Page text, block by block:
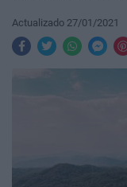
Actualizado 27/01/2021